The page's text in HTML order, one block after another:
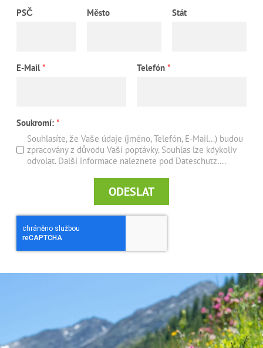
PSČ Město Stát
E-Mail* Telefón *
Soukromí: *
Souhlasíte, že Vaše údaje (jméno, Telefón, E-Mail…) budou
zpracovány z důvodu Vaší poptávky. Souhlas lze kdykoliv
odvolat. Další informace naleznete pod Dateschutz….
ODESLAT